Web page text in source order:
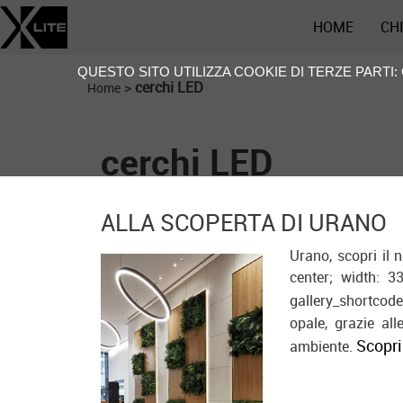
HOME
Home > cerchi LED
cerchi LED
ALLA SCOPERTA DI URANO
Urano, scopri il
center; width:
opale, grazie
ambiente.
QUESTO SITO UTILIZZA COOKIE DI TERZE